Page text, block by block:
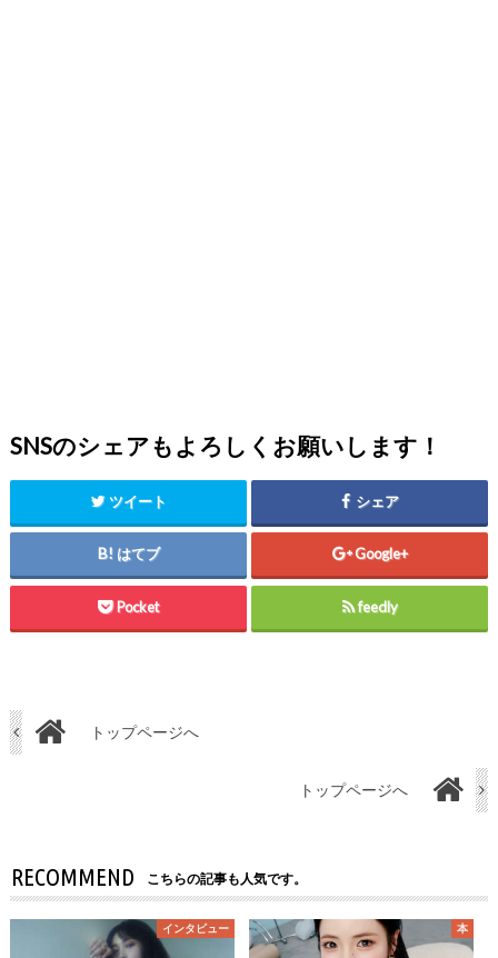
SNSのシェアもよろしくお願いします！
ツイート シェア
はてブ Google+
Pocket feedly
トップページへ
トップページへ
RECOMMEND こちらの記事も人気です。
インタビュー 本